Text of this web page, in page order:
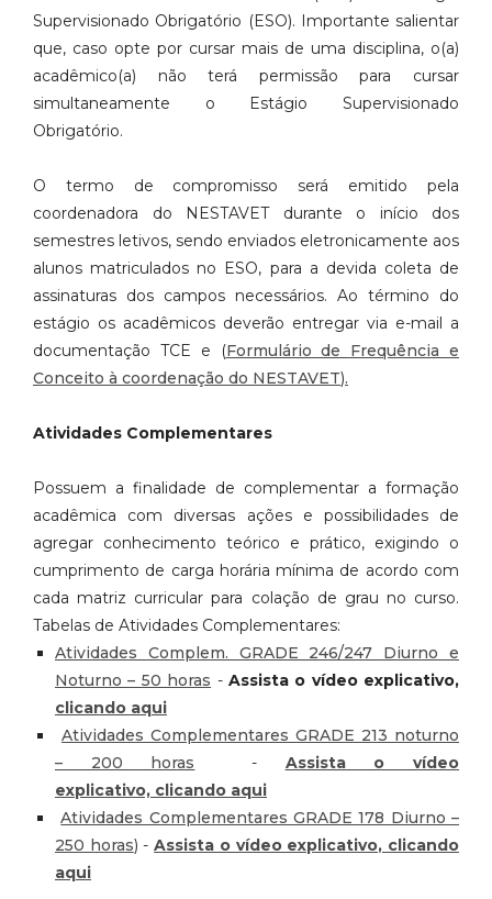
Supervisionado Obrigatório (ESO). Importante salientar
que, caso opte por cursar mais de uma disciplina, o(a)
acadêmico(a) não terá permissão para cursar
simultaneamente o Estágio Supervisionado
Obrigatório.
O termo de compromisso será emitido pela
coordenadora do NESTAVETdurante o início dos
semestres letivos, sendo enviados eletronicamente aos
alunos matriculados no ESO, para a devida coleta de
assinaturas dos campos necessários. Ao término do
estágio os acadêmicos deverão entregar via e-mail a
documentação TCE e (Formulário de Frequência e
Conceito à coordenação do NESTAVET).
Atividades Complementares
Possuem a finalidade de complementar a formação
acadêmica com diversas ações e possibilidades de
agregar conhecimento teórico e prático, exigindo o
cumprimento de carga horária mínima de acordo com
cada matriz curricular para colação de grau no curso.
Tabelas de Atividades Complementares:
Atividades Complem. GRADE 246/247 Diurno e
Noturno – 50 horas -Assista o vídeo explicativo,
clicando aqui
Atividades Complementares GRADE 213 noturno
– 200 horas - Assista o vídeo
explicativo, clicando aqui
Atividades Complementares GRADE 178 Diurno –
250 horas) -Assista o vídeo explicativo, clicando
aqui